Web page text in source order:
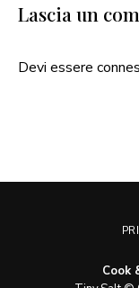
Lascia un
Devi essere
Cook